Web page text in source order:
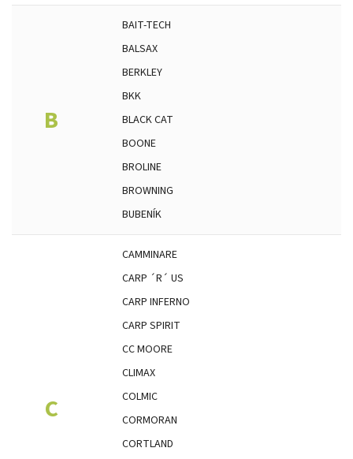
B
BAIT-TECH
BALSAX
BERKLEY
BKK
BLACK CAT
BOONE
BROLINE
BROWNING
BUBENÍK
C
CAMMINARE
CARP ´R´ US
CARP INFERNO
CARP SPIRIT
CC MOORE
CLIMAX
COLMIC
CORMORAN
CORTLAND